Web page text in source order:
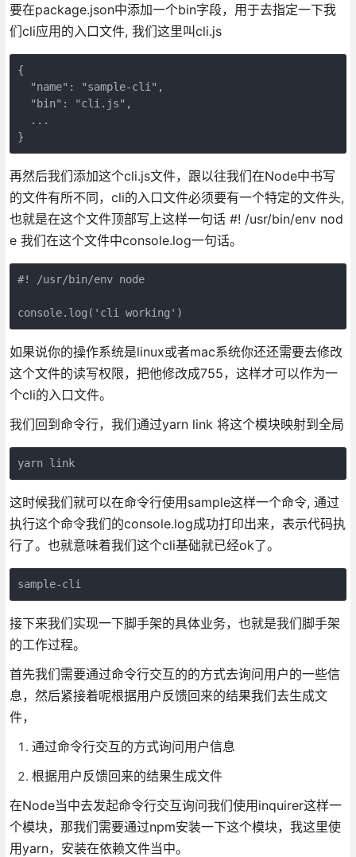
要在package.json中添加一个bin字段，用于去指定一下我
们cli应用的入口文件, 我们这里叫cli.js
{
  "name": "sample-cli",
  "bin": "cli.js",
  ...
}
再然后我们添加这个cli.js文件，跟以往我们在Node中书写
的文件有所不同，cli的入口文件必须要有一个特定的文件头,
也就是在这个文件顶部写上这样一句话 #! /usr/bin/env nod
e 我们在这个文件中console.log一句话。
#! /usr/bin/env node
console.log('cli working')
如果说你的操作系统是linux或者mac系统你还还需要去修改
这个文件的读写权限，把他修改成755，这样才可以作为一
个cli的入口文件。
我们回到命令行，我们通过yarn link 将这个模块映射到全局
yarn link
这时候我们就可以在命令行使用sample这样一个命令, 通过
执行这个命令我们的console.log成功打印出来，表示代码执
行了。也就意味着我们这个cli基础就已经ok了。
sample-cli
接下来我们实现一下脚手架的具体业务，也就是我们脚手架
的工作过程。
首先我们需要通过命令行交互的的方式去询问用户的一些信
息，然后紧接着呢根据用户反馈回来的结果我们去生成文
件，
通过命令行交互的方式询问用户信息
根据用户反馈回来的结果生成文件
在Node当中去发起命令行交互询问我们使用inquirer这样一
个模块，那我们需要通过npm安装一下这个模块，我这里使
用yarn，安装在依赖文件当中。